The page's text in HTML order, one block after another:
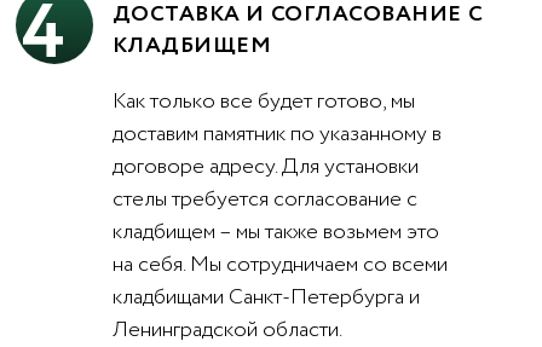
4
ДОСТАВКА И СОГЛАСОВАНИЕ С
КЛАДБИЩЕМ
Как только все будет готово, мы
доставим памятник по указанному в
договоре адресу. Для установки
стелы требуется согласование с
кладбищем – мы также возьмем это
на себя. Мы сотрудничаем со всеми
кладбищами Санкт-Петербурга и
Ленинградской области.